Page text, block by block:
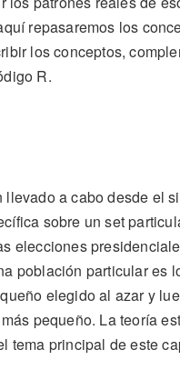
repasaremos los
los conceptos,
R.
a cabo desde el
sobre un set
elecciones
población particular es
elegido al azar y
pequeño. La teoría
tema principal de este